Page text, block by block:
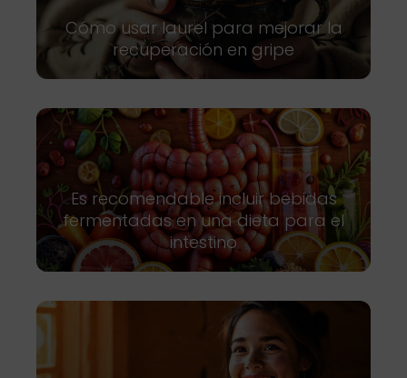
Cómo usar laurel para mejorar la
recuperación en gripe
Es recomendable incluir bebidas
fermentadas en una dieta para el
intestino